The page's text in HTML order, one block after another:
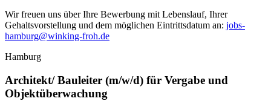
Wir freuen uns über Ihre Bewerbung mit Lebenslauf, Ihrer
Gehaltsvorstellung und dem möglichen Eintrittsdatum an: jobs-
hamburg@winking-froh.de
Hamburg
Architekt/ Bauleiter (m/w/d) für Vergabe und
Objektüberwachung